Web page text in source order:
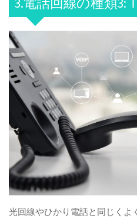
光回線やひかり電話と同じくよ